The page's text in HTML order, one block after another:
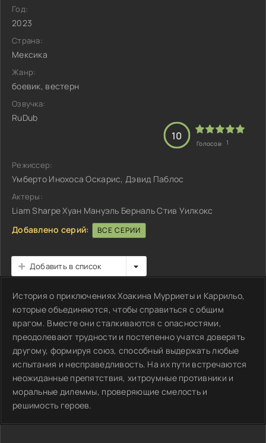
Год:
2023
Страна:
Мексика
Жанр:
боевик, вестерн
Озвучка:
RuDub
10
Голосов: 1
Режиссер:
Умберто Инохоса Оскарис, Дэвид Паблос
Актеры:
Liam Sharpe Хуан Мануэль Берналь Стив Уилкокс
Добавлено серий:
ВСЕ СЕРИИ
Добавить в список
История о приключениях Хоакина Мурриеты и Каррильо,
которые объединяются, чтобы справиться с общим
врагом. Вместе они сталкиваются с опасностями,
преодолевают трудности и постепенно учатся доверять
другому, формируя союз, способный выдержать любые
испытания и несправедливость. На их пути встречаются
неожиданные препятствия, хитроумные противники и
моральные дилеммы, проверяющие смелость и
решимость героев.